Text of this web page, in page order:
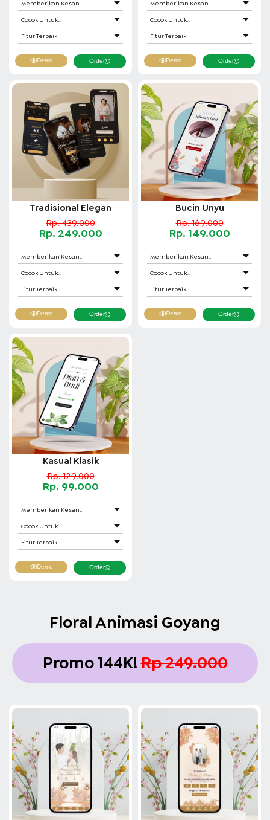
Memberikan Kesan..
Cocok Untuk...
Fitur Terbaik
Demo Order
Memberikan Kesan..
Cocok Untuk...
Fitur Terbaik
Demo Order
Tradisional Elegan
Rp. 439.000
Rp. 249.000
Memberikan Kesan..
Cocok Untuk...
Fitur Terbaik
Demo Order
Bucin Unyu
Rp. 169.000
Rp. 149.000
Memberikan Kesan..
Cocok Untuk...
Fitur Terbaik
Demo Order
Kasual Klasik
Rp. 129.000
Rp. 99.000
Memberikan Kesan..
Cocok Untuk...
Fitur Terbaik
Demo Order
Floral Animasi Goyang
Promo 144K!Rp 249.000